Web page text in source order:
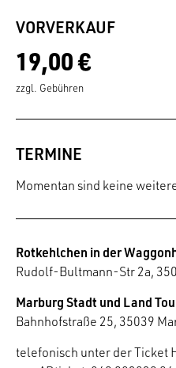
VORVERKAUF
19,00 €
zzgl. Gebühren
TERMINE
Momentan sind keine
Rotkehlchen in der
Rudolf-Bultmann-Str 2a,
Marburg Stadt und Land
Bahnhofstraße 25, 35039
telefonisch unter der Ticket